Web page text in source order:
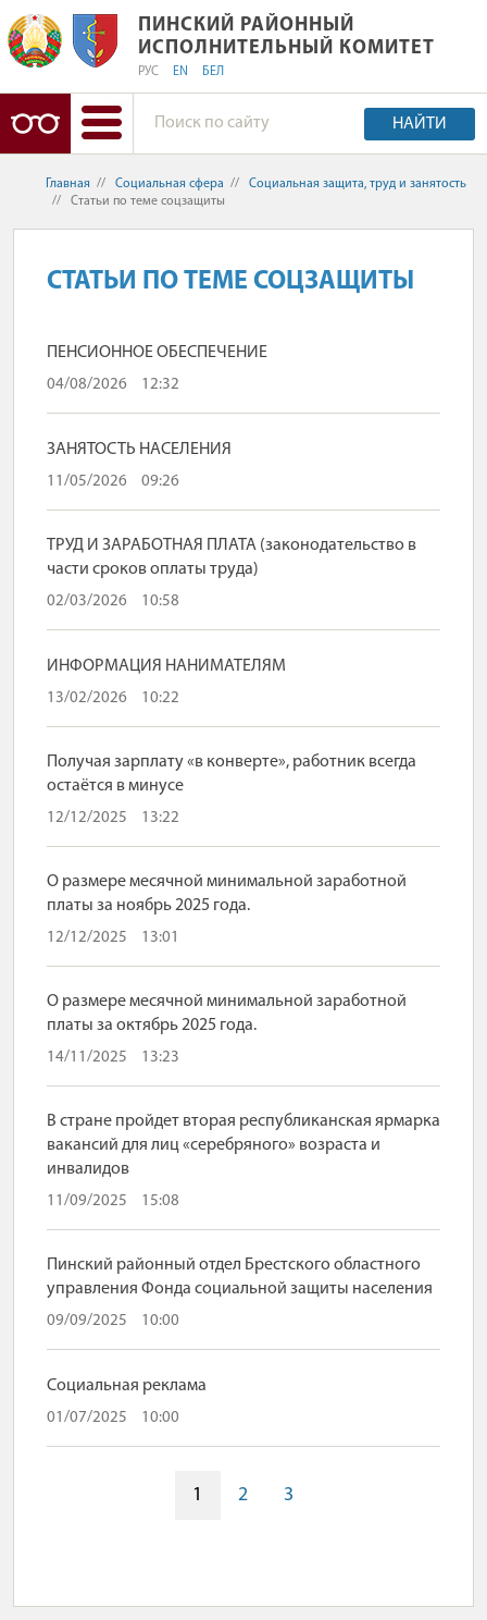
ПИНСКИЙ РАЙОННЫЙ
ПИНСКИЙ РАЙОННЫЙ
ИСПОЛНИТЕЛЬНЫЙ КОМИТЕТ
РУС EN БЕЛ
НАЙТИ
Главная // Социальная сфера //
Социальная защита, труд и занятость
//
Статьи по теме соцзащиты
СТАТЬИ ПО ТЕМЕ СОЦЗАЩИТЫ
ПЕНСИОННОЕ ОБЕСПЕЧЕНИЕ
04/08/2026 12:32
ЗАНЯТОСТЬ НАСЕЛЕНИЯ
11/05/2026 09:26
ТРУД И ЗАРАБОТНАЯ ПЛАТА (законодательство в
части сроков оплаты труда)
02/03/2026 10:58
ИНФОРМАЦИЯ НАНИМАТЕЛЯМ
13/02/2026 10:22
Получая зарплату «в конверте», работник всегда
остаётся в минусе
12/12/2025 13:22
О размере месячной минимальной заработной
платы за ноябрь 2025 года.
12/12/2025 13:01
О размере месячной минимальной заработной
платы за октябрь 2025 года.
14/11/2025 13:23
В стране пройдет вторая республиканская ярмарка
вакансий для лиц «серебряного» возраста и
инвалидов
11/09/2025 15:08
Пинский районный отдел Брестского областного
управления Фонда социальной защиты населения
09/09/2025 10:00
Социальная реклама
01/07/2025 10:00
1 2 3